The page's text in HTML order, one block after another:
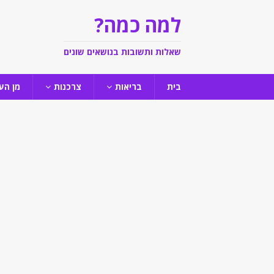
למה כמה?
שאלות ותשובות בנושאים שונים
בית בריאות צרכנות מן